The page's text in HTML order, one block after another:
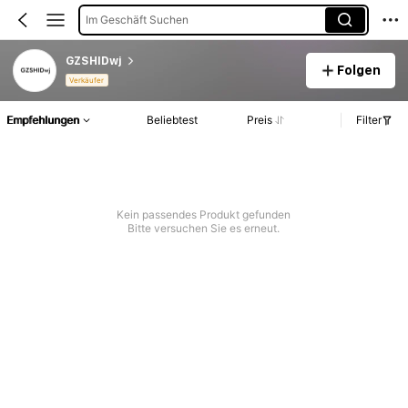
Im Geschäft Suchen
GZSHIDwj
Verkäufer
Folgen
Empfehlungen Beliebtest Preis Filter
Kein passendes Produkt gefunden
Bitte versuchen Sie es erneut.